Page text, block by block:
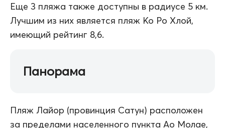
Еще 3 пляжа также доступны в радиусе 5 км.
Лучшим из них является пляж Ко Ро Хлой,
имеющий рейтинг 8,6.
Панорама
Пляж Лайор (провинция Сатун) расположен
за пределами населенного пункта Ао Молае,